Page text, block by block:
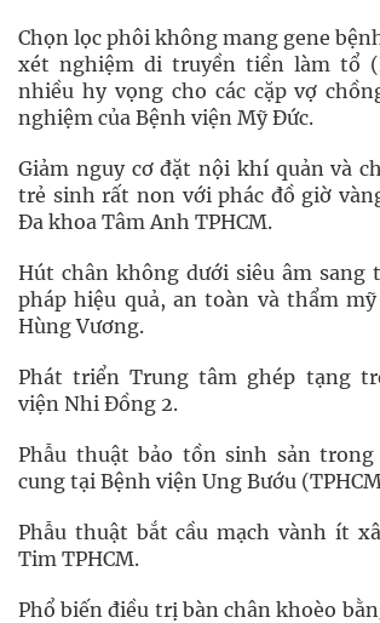
Chọn lọc phôi không mang gene
xét nghiệm di truyền tiền làm tổ
nhiều hy vọng cho các cặp vợ
nghiệm của Bệnh viện Mỹ Đức.
Giảm nguy cơ đặt nội khí quản và
trẻ sinh rất non với phác đồ giờ
Đa khoa Tâm Anh TPHCM.
Hút chân không dưới siêu âm sang
pháp hiệu quả, an toàn và thẩm
Hùng Vương.
Phát triển Trung tâm ghép tạng
viện Nhi Đồng 2.
Phẫu thuật bảo tồn sinh sản
cung tại Bệnh viện Ung Bướu
Phẫu thuật bắt cầu mạch vành ít
Tim TPHCM.
Phổ biến điều trị bàn chân khoèo